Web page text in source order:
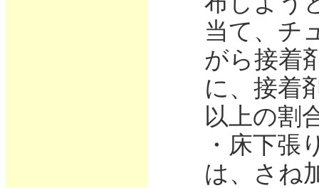
当て、チ
がら接着
に、接着
以上の割
・床下張
は、さね